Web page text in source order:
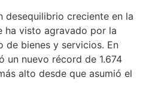
desequilibrio creciente en la
ha visto agravado por la
de bienes y servicios. En
un nuevo récord de 1.674
alto desde que asumió el